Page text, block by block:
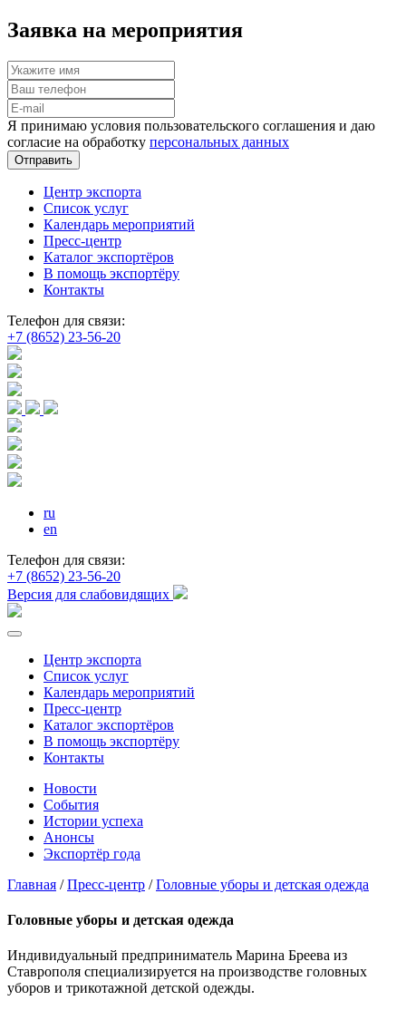
Заявка на мероприятия
Я принимаю условия пользовательского соглашения и даю
согласие на обработку персональных данных
Отправить
Центр экспорта
Список услуг
Календарь мероприятий
Пресс-центр
Каталог экспортёров
В помощь экспортёру
Контакты
Телефон для связи:
+7 (8652) 23-56-20
ru
en
Телефон для связи:
+7 (8652) 23-56-20
Версия для слабовидящих
Центр экспорта
Список услуг
Календарь мероприятий
Пресс-центр
Каталог экспортёров
В помощь экспортёру
Контакты
Новости
События
Истории успеха
Анонсы
Экспортёр года
Главная /Пресс-центр /Головные уборы и детская одежда
Головные уборы и детская одежда
Индивидуальный предприниматель Марина Бреева из
Ставрополя специализируется на производстве головных
уборов и трикотажной детской одежды.